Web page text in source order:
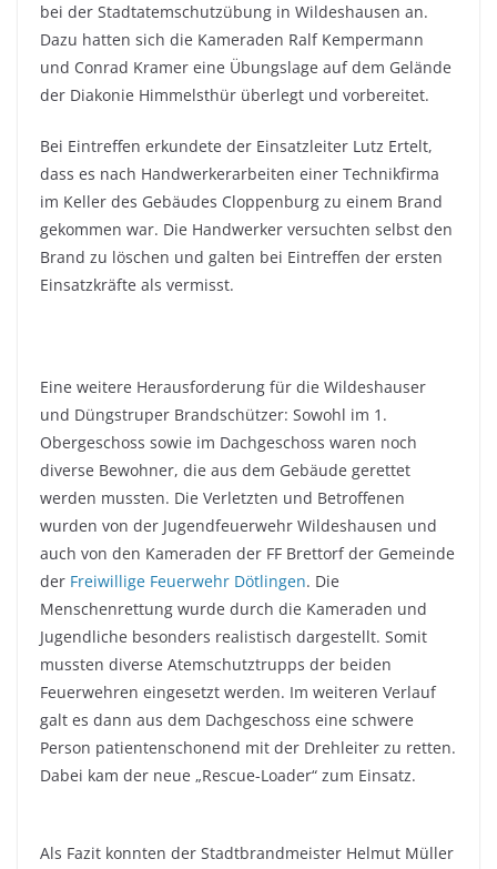
bei der Stadtatemschutzübung in Wildeshausen an.
Dazu hatten sich die Kameraden Ralf Kempermann
und Conrad Kramer eine Übungslage auf dem Gelände
der Diakonie Himmelsthür überlegt und vorbereitet.
Bei Eintreffen erkundete der Einsatzleiter Lutz Ertelt,
dass es nach Handwerkerarbeiten einer Technikfirma
im Keller des Gebäudes Cloppenburg zu einem Brand
gekommen war. Die Handwerker versuchten selbst den
Brand zu löschen und galten bei Eintreffen der ersten
Einsatzkräfte als vermisst.
Eine weitere Herausforderung für die Wildeshauser
und Düngstruper Brandschützer: Sowohl im 1.
Obergeschoss sowie im Dachgeschoss waren noch
diverse Bewohner, die aus dem Gebäude gerettet
werden mussten. Die Verletzten und Betroffenen
wurden von der Jugendfeuerwehr Wildeshausen und
auch von den Kameraden der FF Brettorf der Gemeinde
der Freiwillige Feuerwehr Dötlingen. Die
Menschenrettung wurde durch die Kameraden und
Jugendliche besonders realistisch dargestellt. Somit
mussten diverse Atemschutztrupps der beiden
Feuerwehren eingesetzt werden. Im weiteren Verlauf
galt es dann aus dem Dachgeschoss eine schwere
Person patientenschonend mit der Drehleiter zu retten.
Dabei kam der neue „Rescue-Loader“ zum Einsatz.
Als Fazit konnten der Stadtbrandmeister Helmut Müller